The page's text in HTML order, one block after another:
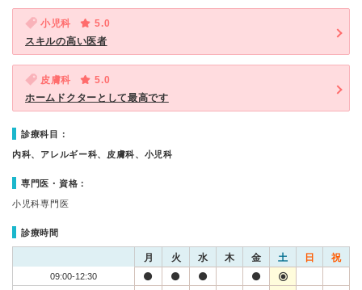
小児科
5.0
スキルの高い医者
皮膚科
5.0
ホームドクターとして最高です
診療科目：
内科、アレルギー科、皮膚科、小児科
専門医・資格：
小児科専門医
診療時間
月 火 水 木 金 土 日 祝
09:00-12:30